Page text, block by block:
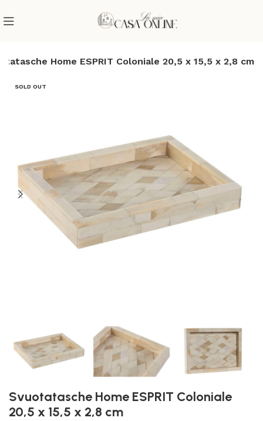
Home ESPRIT Coloniale 20,5 x 15,5 x 2,8 cm
SOLD OUT
Svuotatasche Home ESPRIT Coloniale
20,5 x 15,5 x 2,8 cm